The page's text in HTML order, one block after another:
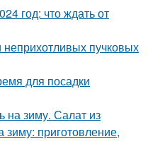
год: что ждать от
пучковых
для посадки
на зиму. Салат из
приготовление,